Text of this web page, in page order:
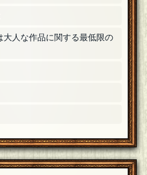
人な作品に関する最低限の